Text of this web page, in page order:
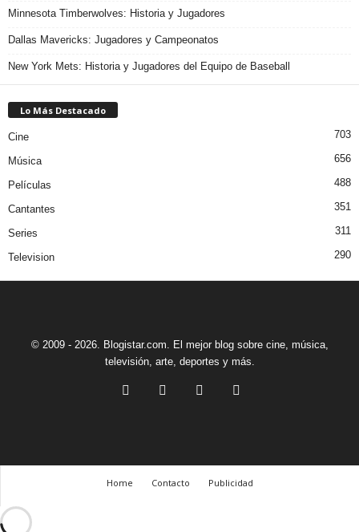
Minnesota Timberwolves: Historia y Jugadores
Dallas Mavericks: Jugadores y Campeonatos
New York Mets: Historia y Jugadores del Equipo de Baseball
Lo Más Destacado
Cine 703
Música 656
Películas 488
Cantantes 351
Series 311
Television 290
© 2009 - 2026. Blogistar.com. El mejor blog sobre cine, música,
televisión, arte, deportes y más.
Home Contacto Publicidad